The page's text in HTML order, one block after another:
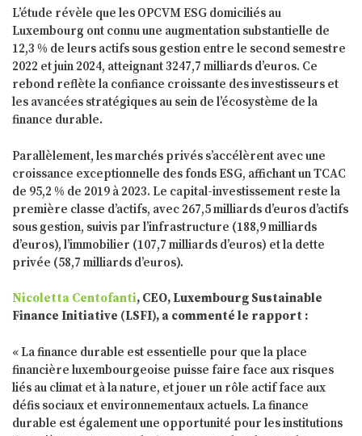
L’étude révèle que les OPCVM ESG domiciliés au
Luxembourg ont connu une augmentation substantielle de
12,3 % de leurs actifs sous gestion entre le second semestre
2022 et juin 2024, atteignant 3247,7 milliards d’euros. Ce
rebond reflète la confiance croissante des investisseurs et
les avancées stratégiques au sein de l’écosystème de la
finance durable.
Parallèlement, les marchés privés s’accélèrent avec une
croissance exceptionnelle des fonds ESG, affichant un TCAC
de 95,2 % de 2019 à 2023. Le capital-investissement reste la
première classe d’actifs, avec 267,5 milliards d’euros d’actifs
sous gestion, suivis par l’infrastructure (188,9 milliards
d’euros), l’immobilier (107,7 milliards d’euros) et la dette
privée (58,7 milliards d’euros).
Nicoletta Centofanti, CEO, Luxembourg Sustainable
Finance Initiative (LSFI), a commenté le rapport :
« La finance durable est essentielle pour que la place
financière luxembourgeoise puisse faire face aux risques
liés au climat et à la nature, et jouer un rôle actif face aux
défis sociaux et environnementaux actuels. La finance
durable est également une opportunité pour les institutions